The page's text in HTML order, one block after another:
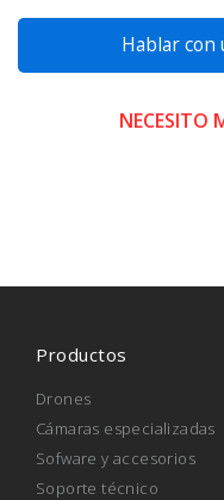
Hablar con
NECESITO
Productos
Drones
Cámaras especializadas
Sofware y accesorios
Soporte técnico